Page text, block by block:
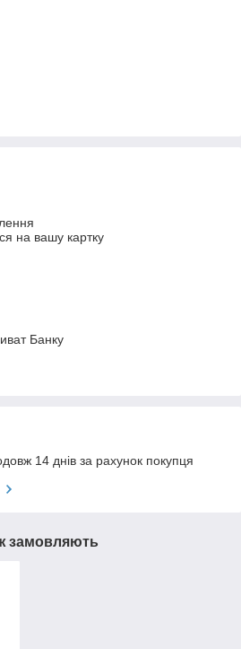
на вашу картку
Банку
14 днів за рахунок покупця
замовляють